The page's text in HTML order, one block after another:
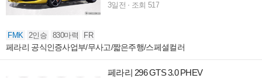
3일전
조회 517
FMK 2인승 830마력 FR
페라리 공식인증사업부/무사고/짧은주행/스페셜컬러
페라리 296 GTS 3.0 PHEV